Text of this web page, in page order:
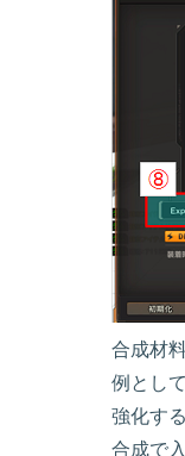
合成材
例とし
強化す
合成で